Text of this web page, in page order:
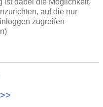
ist dabei die Möglichkeit,
auf die nur
zugreifen